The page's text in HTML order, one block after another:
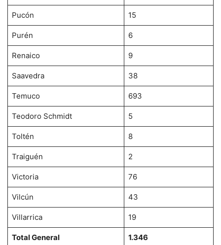
Pucón 15
Purén 6
Renaico 9
Saavedra 38
Temuco 693
Teodoro Schmidt 5
Toltén 8
Traiguén 2
Victoria 76
Vilcún 43
Villarrica 19
Total General 1.346